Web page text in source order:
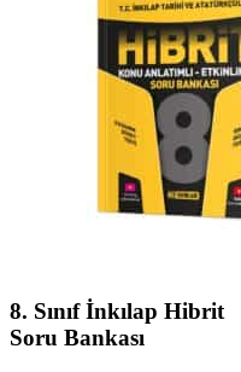
8. Sınıf İnkılap Hibrit
Soru Bankası